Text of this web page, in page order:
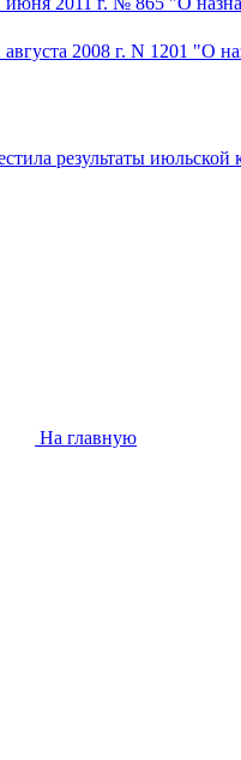
2008 г. N 1201 "О
результаты июльской
На главную